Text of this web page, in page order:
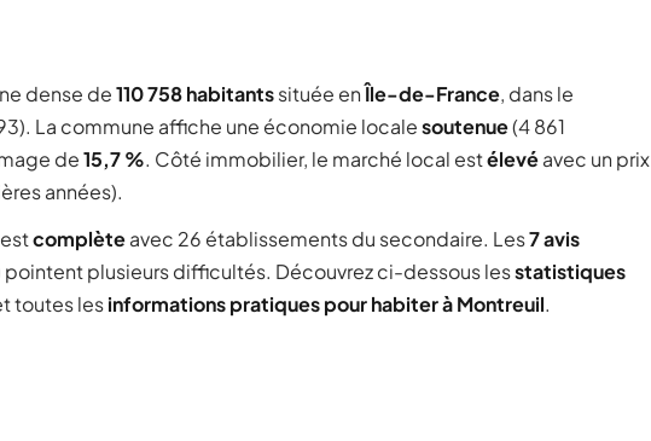
dense de110 758 habitantssituée enÎle-de-France, dans le
La commune affiche une économie localesoutenue(4 861
de15,7 %. Côté immobilier, le marché local estélevéavec un prix
années).
complèteavec 26 établissements du secondaire. Les7 avis
pointent plusieurs difficultés. Découvrez ci-dessous lesstatistiques
toutes lesinformations pratiques pour habiter à Montreuil.